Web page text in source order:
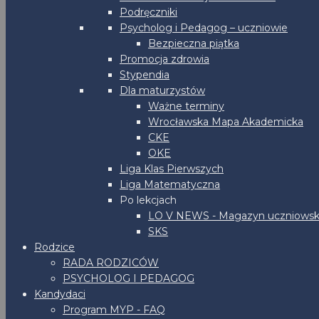
Podręczniki
Psycholog i Pedagog – uczniowie
Bezpieczna piątka
Promocja zdrowia
Stypendia
Dla maturzystów
Ważne terminy
Wrocławska Mapa Akademicka
CKE
OKE
Liga Klas Pierwszych
Liga Matematyczna
Po lekcjach
LO V NEWS - Magazyn
SKS
Rodzice
RADA RODZICÓW
PSYCHOLOG I PEDAGOG
Kandydaci
Program MYP - FAQ